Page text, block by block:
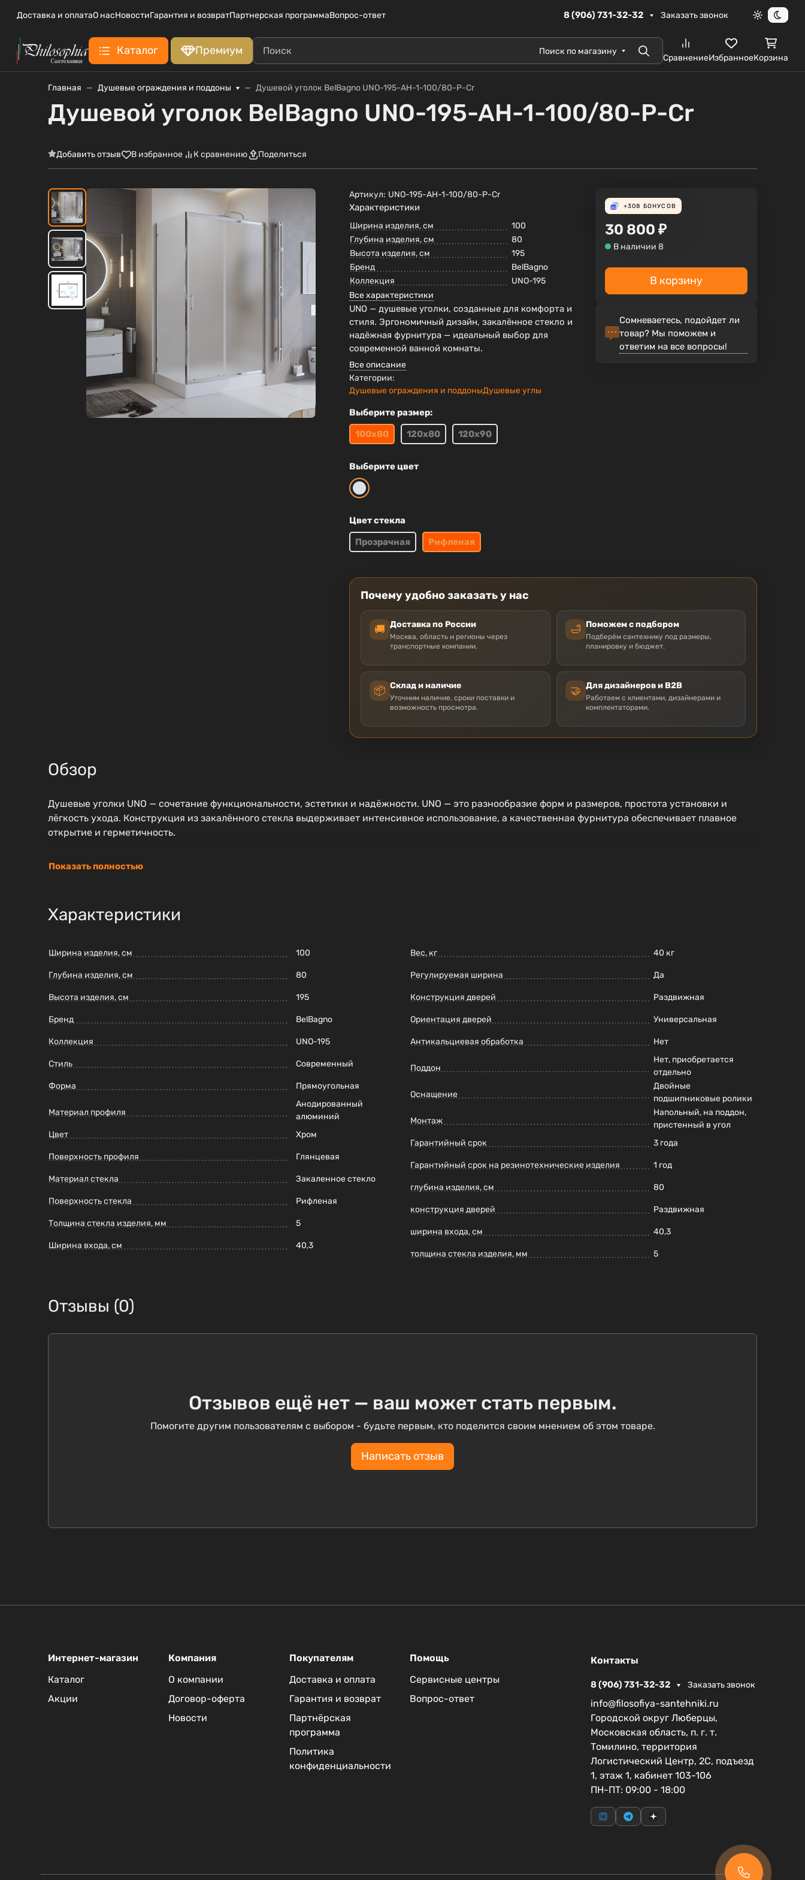
Доставка и оплатаО насНовостиГарантия и возвратПартнерская программаВопрос-ответ 8 (906) 731-32-32 Заказать звонок
Светлая
Каталог Премиум Поиск по магазину ПоискСравнениеИзбранноеКорзина
Главная Душевые ограждения и поддоны Душевой уголок BelBagno UNO-195-AH-1-100/80-P-Cr
Душевой уголок BelBagno UNO-195-AH-1-100/80-P-Cr
Добавить отзыв В избранное К сравнению Поделиться
Артикул: UNO-195-AH-1-100/80-P-Cr
Характеристики
Ширина изделия, см
100
Глубина изделия, см
80
Высота изделия, см
195
Бренд
BelBagno
Коллекция
UNO-195
Все характеристики
UNO — душевые уголки, созданные для комфорта и
стиля. Эргономичный дизайн, закалённое стекло и
надёжная фурнитура — идеальный выбор для
современной ванной комнаты.
Все описание
Категории:
Душевые ограждения и поддоныДушевые углы
Выберите размер:
100х80
120х80 120х90
Выберите цвет
Цвет стекла
Прозрачная
Рифленая
+308 БОНУСОВ
30 800 ₽
В наличии 8
В корзину
Сомневаетесь, подойдет ли
товар? Мы поможем и
ответим на все вопросы!
Почему удобно заказать у нас
🚚 Доставка по России
Москва, область и регионы через
транспортные компании.
🛁 Поможем с подбором
Подберём сантехнику под размеры,
планировку и бюджет.
📦 Склад и наличие
Уточним наличие, сроки поставки и
возможность просмотра.
🤝 Для дизайнеров и B2B
Работаем с клиентами, дизайнерами и
комплектаторами.
Обзор
Душевые уголки UNO — сочетание функциональности, эстетики и надёжности. UNO — это разнообразие форм и размеров, простота установки и
лёгкость ухода. Конструкция из закалённого стекла выдерживает интенсивное использование, а качественная фурнитура обеспечивает плавное
открытие и герметичность.
Показать полностью
Характеристики
Ширина изделия, см 100
Глубина изделия, см 80
Высота изделия, см 195
Бренд BelBagno
Коллекция UNO-195
Стиль Современный
Форма Прямоугольная
Материал профиля
Анодированный
алюминий
Цвет
Хром
Поверхность профиля Глянцевая
Материал стекла Закаленное стекло
Поверхность стекла Рифленая
Толщина стекла изделия, мм 5
Ширина входа, см 40,3
Вес, кг 40 кг
Регулируемая ширина Да
Конструкция дверей Раздвижная
Ориентация дверей Универсальная
Антикальциевая обработка Нет
Поддон
Нет, приобретается
отдельно
Оснащение
Двойные
подшипниковые ролики
Монтаж
Напольный, на поддон,
пристенный в угол
Гарантийный срок
3 года
Гарантийный срок на резинотехнические изделия 1 год
глубина изделия, см 80
конструкция дверей Раздвижная
ширина входа, см 40,3
толщина стекла изделия, мм 5
Отзывы (0)
Отзывов ещё нет — ваш может стать первым.
Помогите другим пользователям с выбором - будьте первым, кто поделится своим мнением об этом товаре.
Написать отзыв
Интернет-магазин
Каталог
Акции
Компания
О компании
Договор-оферта
Новости
Покупателям
Доставка и оплата
Гарантия и возврат
Партнёрская
программа
Политика
конфиденциальности
Помощь
Сервисные центры
Вопрос-ответ
Контакты
8 (906) 731-32-32 Заказать звонок
info@filosofiya-santehniki.ru
Городской округ Люберцы,
Московская область, п. г. т.
Томилино, территория
Логистический Центр, 2С, подъезд
1, этаж 1, кабинет 103-106
ПН-ПТ: 09:00 - 18:00